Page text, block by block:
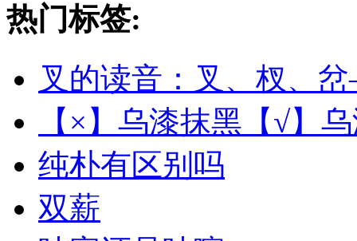
热门标签:
叉的读音：叉、杈、
【×】乌漆抹黑【√】
纯朴有区别吗
双薪